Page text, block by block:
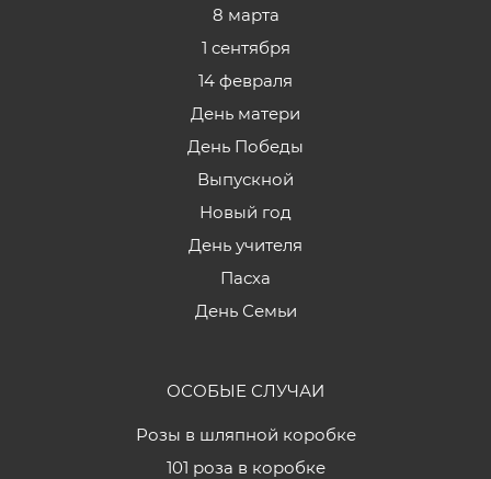
8 марта
1 сентября
14 февраля
День матери
День Победы
Выпускной
Новый год
День учителя
Пасха
День Семьи
ОСОБЫЕ СЛУЧАИ
Розы в шляпной коробке
101 роза в коробке